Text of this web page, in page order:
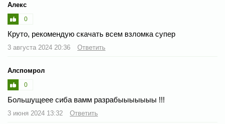
Алекс
0
Круто, рекомендую скачать всем взломка супер
3 августа 2024 20:36 Ответить
Алспомрол
0
Большущеее сиба вамм разрабыыыыыыы !!!
3 июня 2024 13:32 Ответить